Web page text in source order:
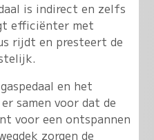
is indirect en zelfs
efficiënter met
rijdt en presteert de
en het
samen voor dat de
voor een ontspannen
zorgen de